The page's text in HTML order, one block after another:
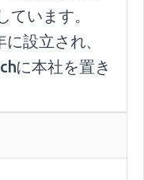
ています。
設立され、
に本社を置き